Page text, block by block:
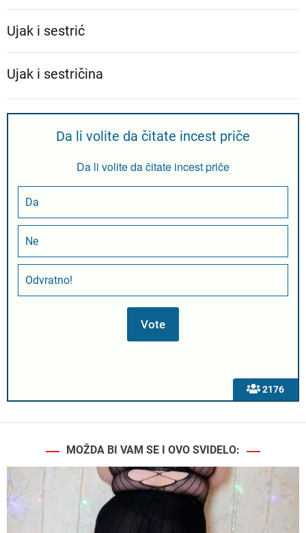
Ujak i sestrić
Ujak i sestričina
2176
Da li volite da čitate incest priče
Da li volite da čitate incest priče
Da
Ne
Odvratno!
MOŽDA BI VAM SE I OVO SVIDELO: